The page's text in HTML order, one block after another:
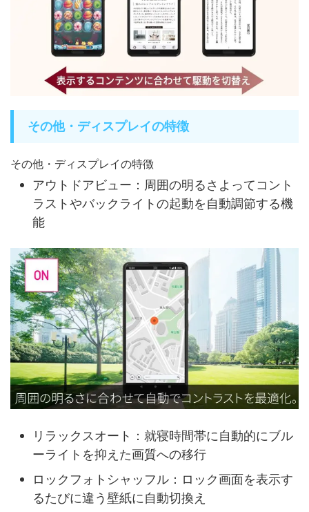
その他・ディスプレイの特徴
その他・ディスプレイの特徴
アウトドアビュー：周囲の明るさよってコント
ラストやバックライトの起動を自動調節する機
能
リラックスオート：就寝時間帯に自動的にブル
ーライトを抑えた画質への移行
ロックフォトシャッフル：ロック画面を表示す
るたびに違う壁紙に自動切換え